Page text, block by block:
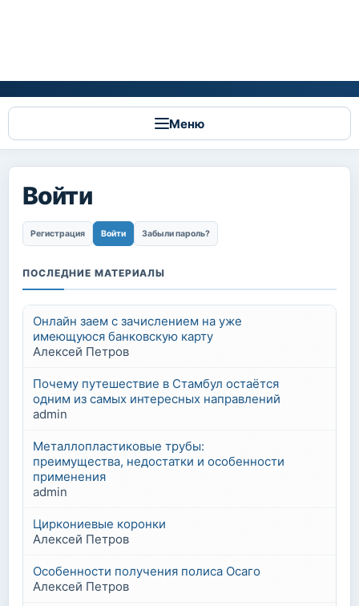
Меню
Войти
Главные вкладки
Регистрация Войти
(активная вкладка)
Забыли пароль?
ПОСЛЕДНИЕ МАТЕРИАЛЫ
Онлайн заем с зачислением на уже
имеющуюся банковскую карту
Алексей Петров
Почему путешествие в Стамбул остаётся
одним из самых интересных направлений
admin
Металлопластиковые трубы:
преимущества, недостатки и особенности
применения
admin
Циркониевые коронки
Алексей Петров
Особенности получения полиса Осаго
Алексей Петров